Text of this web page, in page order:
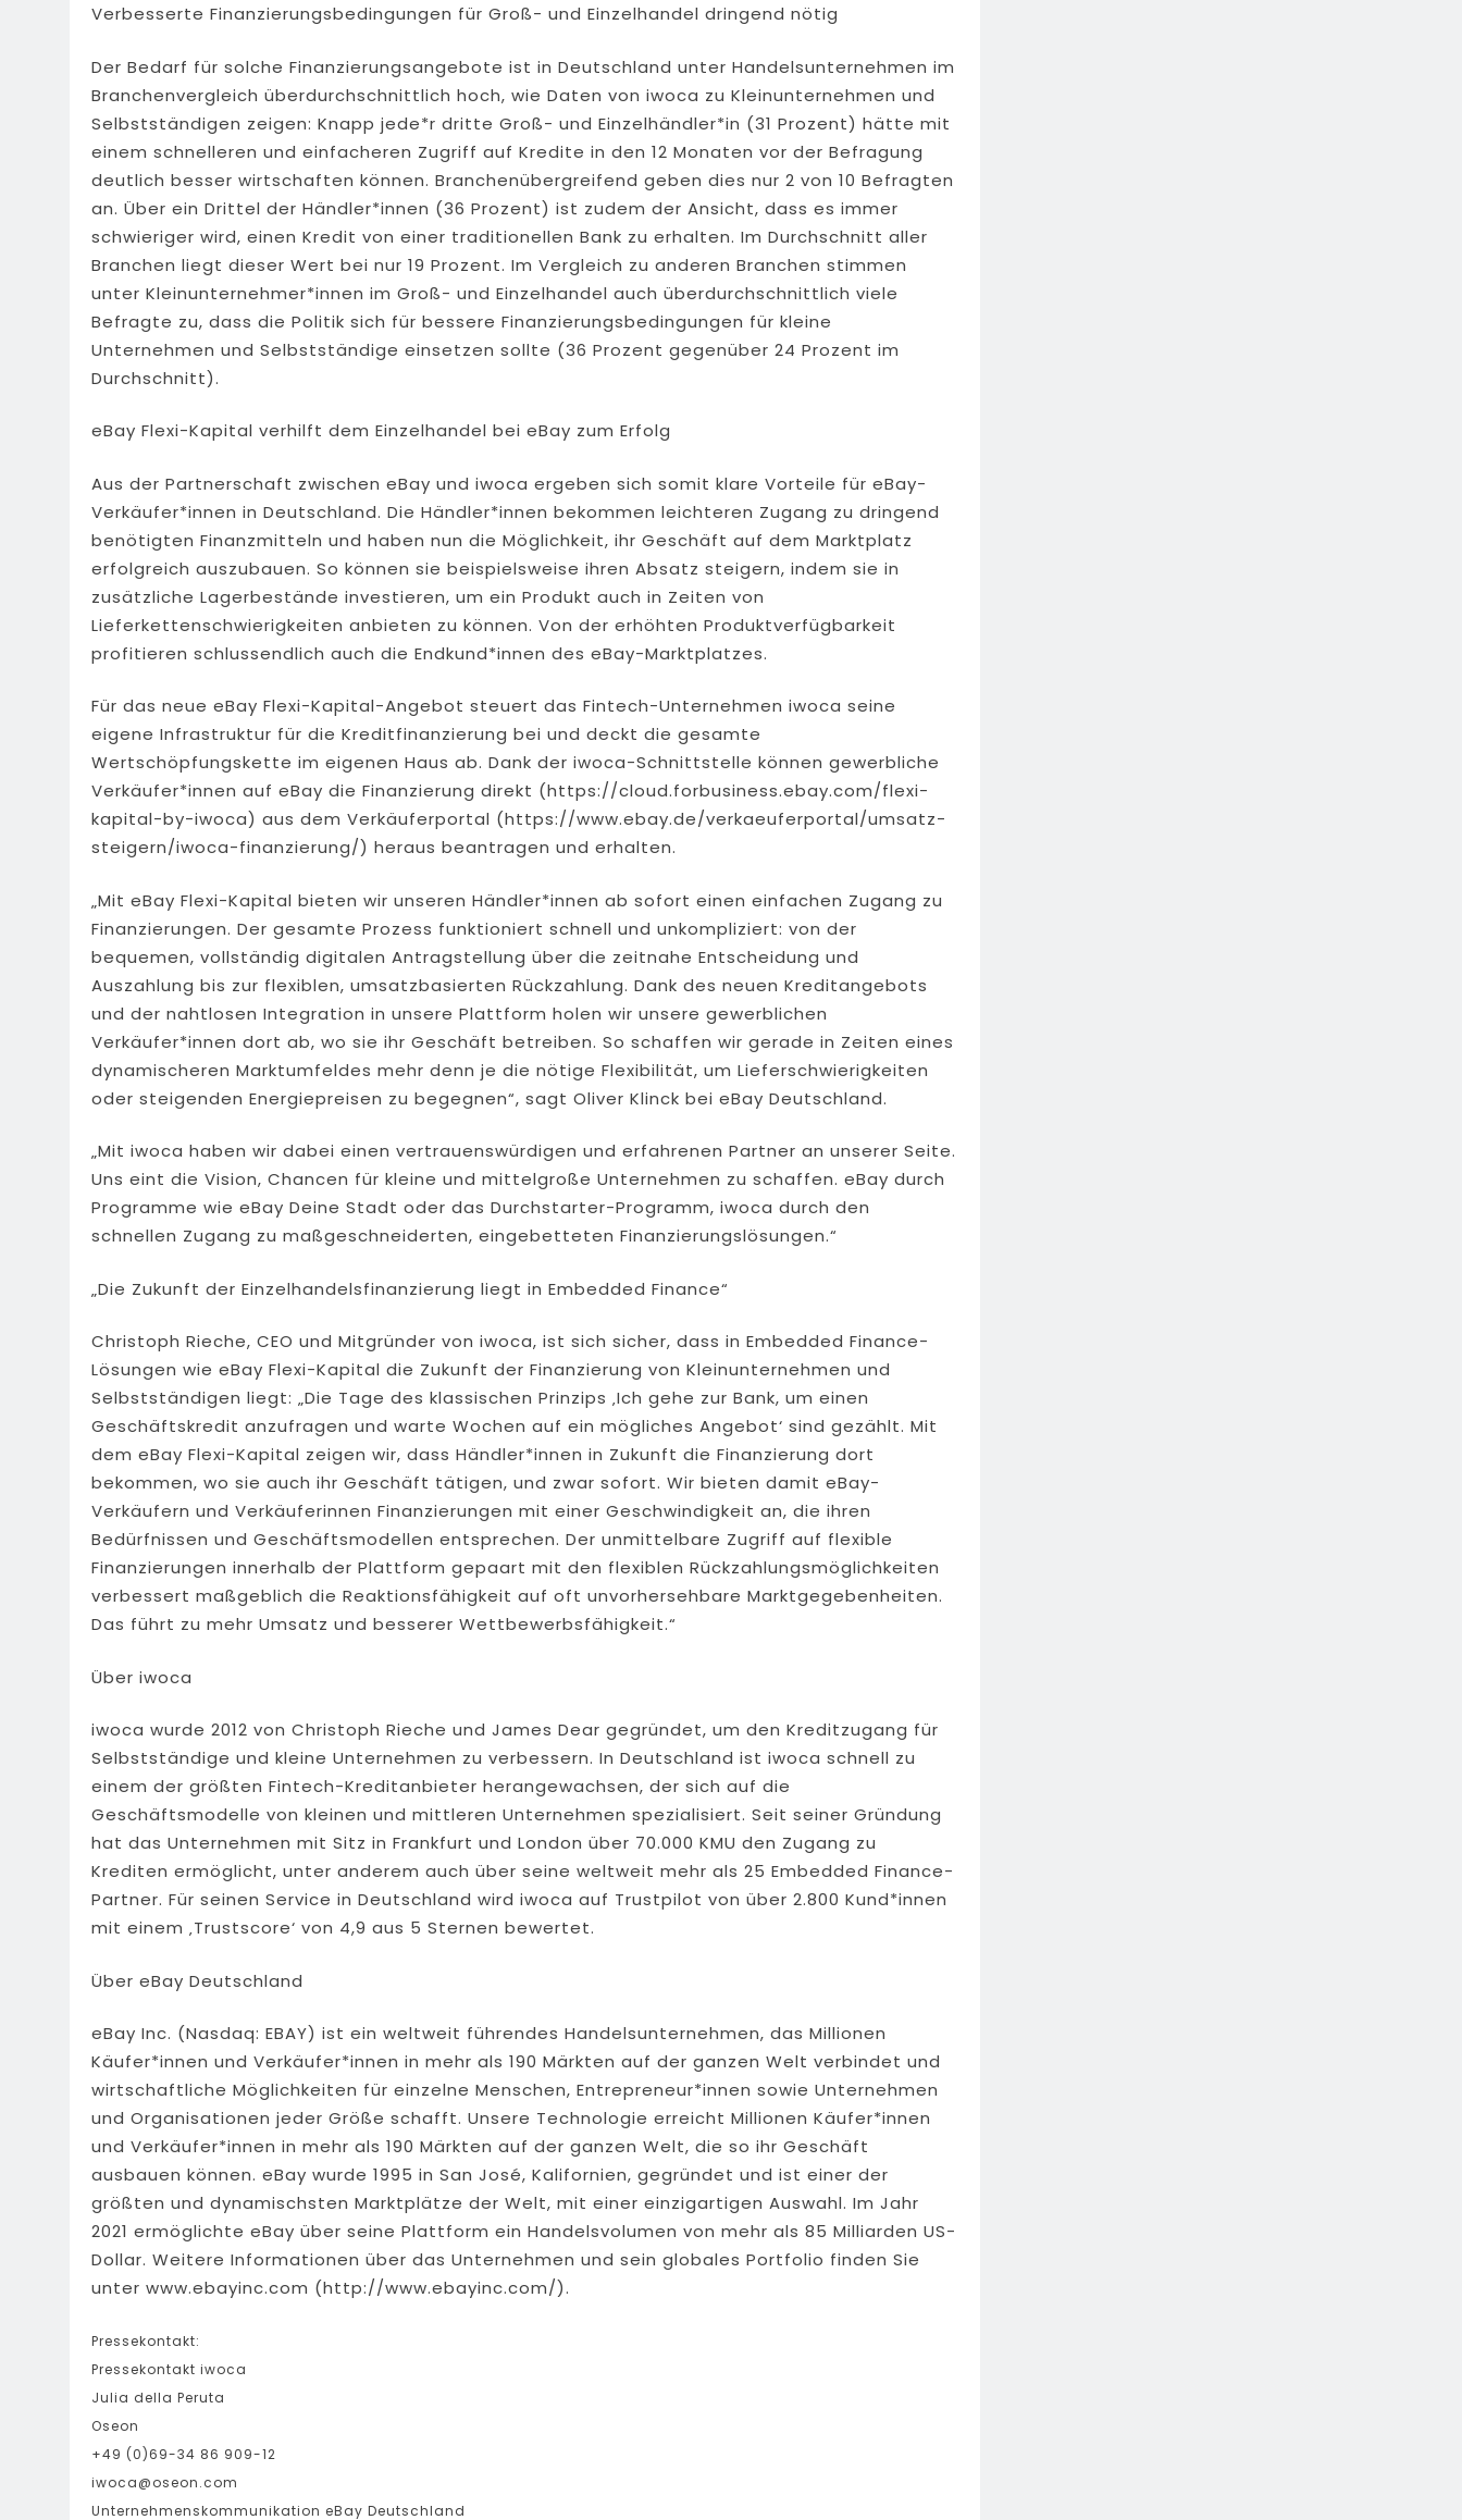
Verbesserte Finanzierungsbedingungen für Groß- und Einzelhandel dringend nötig
Der Bedarf für solche Finanzierungsangebote ist in Deutschland unter Handelsunternehmen im
Branchenvergleich überdurchschnittlich hoch, wie Daten von iwoca zu Kleinunternehmen und
Selbstständigen zeigen: Knapp jede*r dritte Groß- und Einzelhändler*in (31 Prozent) hätte mit
einem schnelleren und einfacheren Zugriff auf Kredite in den 12 Monaten vor der Befragung
deutlich besser wirtschaften können. Branchenübergreifend geben dies nur 2 von 10 Befragten
an. Über ein Drittel der Händler*innen (36 Prozent) ist zudem der Ansicht, dass es immer
schwieriger wird, einen Kredit von einer traditionellen Bank zu erhalten. Im Durchschnitt aller
Branchen liegt dieser Wert bei nur 19 Prozent. Im Vergleich zu anderen Branchen stimmen
unter Kleinunternehmer*innen im Groß- und Einzelhandel auch überdurchschnittlich viele
Befragte zu, dass die Politik sich für bessere Finanzierungsbedingungen für kleine
Unternehmen und Selbstständige einsetzen sollte (36 Prozent gegenüber 24 Prozent im
Durchschnitt).
eBay Flexi-Kapital verhilft dem Einzelhandel bei eBay zum Erfolg
Aus der Partnerschaft zwischen eBay und iwoca ergeben sich somit klare Vorteile für eBay-
Verkäufer*innen in Deutschland. Die Händler*innen bekommen leichteren Zugang zu dringend
benötigten Finanzmitteln und haben nun die Möglichkeit, ihr Geschäft auf dem Marktplatz
erfolgreich auszubauen. So können sie beispielsweise ihren Absatz steigern, indem sie in
zusätzliche Lagerbestände investieren, um ein Produkt auch in Zeiten von
Lieferkettenschwierigkeiten anbieten zu können. Von der erhöhten Produktverfügbarkeit
profitieren schlussendlich auch die Endkund*innen des eBay-Marktplatzes.
Für das neue eBay Flexi-Kapital-Angebot steuert das Fintech-Unternehmen iwoca seine
eigene Infrastruktur für die Kreditfinanzierung bei und deckt die gesamte
Wertschöpfungskette im eigenen Haus ab. Dank der iwoca-Schnittstelle können gewerbliche
Verkäufer*innen auf eBay die Finanzierung direkt (https://cloud.forbusiness.ebay.com/flexi-
kapital-by-iwoca) aus dem Verkäuferportal (https://www.ebay.de/verkaeuferportal/umsatz-
steigern/iwoca-finanzierung/) heraus beantragen und erhalten.
„Mit eBay Flexi-Kapital bieten wir unseren Händler*innen ab sofort einen einfachen Zugang zu
Finanzierungen. Der gesamte Prozess funktioniert schnell und unkompliziert: von der
bequemen, vollständig digitalen Antragstellung über die zeitnahe Entscheidung und
Auszahlung bis zur flexiblen, umsatzbasierten Rückzahlung. Dank des neuen Kreditangebots
und der nahtlosen Integration in unsere Plattform holen wir unsere gewerblichen
Verkäufer*innen dort ab, wo sie ihr Geschäft betreiben. So schaffen wir gerade in Zeiten eines
dynamischeren Marktumfeldes mehr denn je die nötige Flexibilität, um Lieferschwierigkeiten
oder steigenden Energiepreisen zu begegnen“, sagt Oliver Klinck bei eBay Deutschland.
„Mit iwoca haben wir dabei einen vertrauenswürdigen und erfahrenen Partner an unserer Seite.
Uns eint die Vision, Chancen für kleine und mittelgroße Unternehmen zu schaffen. eBay durch
Programme wie eBay Deine Stadt oder das Durchstarter-Programm, iwoca durch den
schnellen Zugang zu maßgeschneiderten, eingebetteten Finanzierungslösungen.“
„Die Zukunft der Einzelhandelsfinanzierung liegt in Embedded Finance“
Christoph Rieche, CEO und Mitgründer von iwoca, ist sich sicher, dass in Embedded Finance-
Lösungen wie eBay Flexi-Kapital die Zukunft der Finanzierung von Kleinunternehmen und
Selbstständigen liegt: „Die Tage des klassischen Prinzips ‚Ich gehe zur Bank, um einen
Geschäftskredit anzufragen und warte Wochen auf ein mögliches Angebot‘ sind gezählt. Mit
dem eBay Flexi-Kapital zeigen wir, dass Händler*innen in Zukunft die Finanzierung dort
bekommen, wo sie auch ihr Geschäft tätigen, und zwar sofort. Wir bieten damit eBay-
Verkäufern und Verkäuferinnen Finanzierungen mit einer Geschwindigkeit an, die ihren
Bedürfnissen und Geschäftsmodellen entsprechen. Der unmittelbare Zugriff auf flexible
Finanzierungen innerhalb der Plattform gepaart mit den flexiblen Rückzahlungsmöglichkeiten
verbessert maßgeblich die Reaktionsfähigkeit auf oft unvorhersehbare Marktgegebenheiten.
Das führt zu mehr Umsatz und besserer Wettbewerbsfähigkeit.“
Über iwoca
iwoca wurde 2012 von Christoph Rieche und James Dear gegründet, um den Kreditzugang für
Selbstständige und kleine Unternehmen zu verbessern. In Deutschland ist iwoca schnell zu
einem der größten Fintech-Kreditanbieter herangewachsen, der sich auf die
Geschäftsmodelle von kleinen und mittleren Unternehmen spezialisiert. Seit seiner Gründung
hat das Unternehmen mit Sitz in Frankfurt und London über 70.000 KMU den Zugang zu
Krediten ermöglicht, unter anderem auch über seine weltweit mehr als 25 Embedded Finance-
Partner. Für seinen Service in Deutschland wird iwoca auf Trustpilot von über 2.800 Kund*innen
mit einem ‚Trustscore‘ von 4,9 aus 5 Sternen bewertet.
Über eBay Deutschland
eBay Inc. (Nasdaq: EBAY) ist ein weltweit führendes Handelsunternehmen, das Millionen
Käufer*innen und Verkäufer*innen in mehr als 190 Märkten auf der ganzen Welt verbindet und
wirtschaftliche Möglichkeiten für einzelne Menschen, Entrepreneur*innen sowie Unternehmen
und Organisationen jeder Größe schafft. Unsere Technologie erreicht Millionen Käufer*innen
und Verkäufer*innen in mehr als 190 Märkten auf der ganzen Welt, die so ihr Geschäft
ausbauen können. eBay wurde 1995 in San José, Kalifornien, gegründet und ist einer der
größten und dynamischsten Marktplätze der Welt, mit einer einzigartigen Auswahl. Im Jahr
2021 ermöglichte eBay über seine Plattform ein Handelsvolumen von mehr als 85 Milliarden US-
Dollar. Weitere Informationen über das Unternehmen und sein globales Portfolio finden Sie
unter www.ebayinc.com (http://www.ebayinc.com/).
Pressekontakt:
Pressekontakt iwoca
Julia della Peruta
Oseon
+49 (0)69-34 86 909-12
iwoca@oseon.com
Unternehmenskommunikation eBay Deutschland